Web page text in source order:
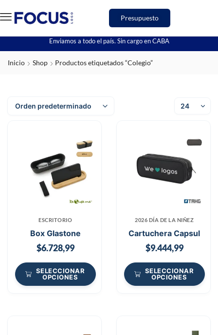
Presupuesto
Enviamos a todo el país. Sin cargo en CABA
Inicio Shop Productos etiquetados “Colegio”
ESCRITORIO
Box Glastone
$6.728,99
SELECCIONAR
OPCIONES
2026 DÍA DE LA NIÑEZ
Cartuchera Capsul
$9.444,99
SELECCIONAR
OPCIONES